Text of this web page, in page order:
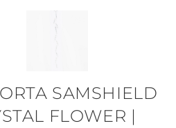
SAMSHIELD
FLOWER |